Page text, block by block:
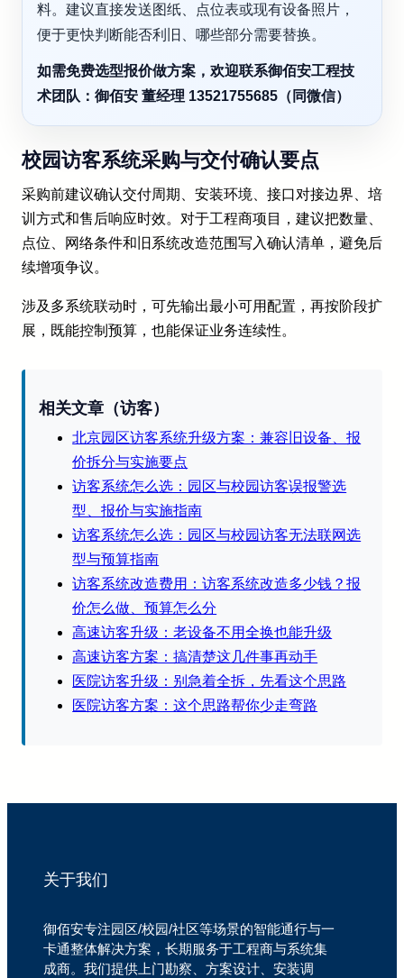
料。建议直接发送图纸、点位表或现有设备照片，
便于更快判断能否利旧、哪些部分需要替换。
如需免费选型报价做方案，欢迎联系御佰安工程技
术团队：御佰安 董经理 13521755685（同微信）
校园访客系统采购与交付确认要点
采购前建议确认交付周期、安装环境、接口对接边界、培
训方式和售后响应时效。对于工程商项目，建议把数量、
点位、网络条件和旧系统改造范围写入确认清单，避免后
续增项争议。
涉及多系统联动时，可先输出最小可用配置，再按阶段扩
展，既能控制预算，也能保证业务连续性。
相关文章（访客）
北京园区访客系统升级方案：兼容旧设备、报
价拆分与实施要点
访客系统怎么选：园区与校园访客误报警选
型、报价与实施指南
访客系统怎么选：园区与校园访客无法联网选
型与预算指南
访客系统改造费用：访客系统改造多少钱？报
价怎么做、预算怎么分
高速访客升级：老设备不用全换也能升级
高速访客方案：搞清楚这几件事再动手
医院访客升级：别急着全拆，先看这个思路
医院访客方案：这个思路帮你少走弯路
关于我们
御佰安专注园区/校园/社区等场景的智能通行与一
卡通整体解决方案，长期服务于工程商与系统集
成商。我们提供上门勘察、方案设计、安装调